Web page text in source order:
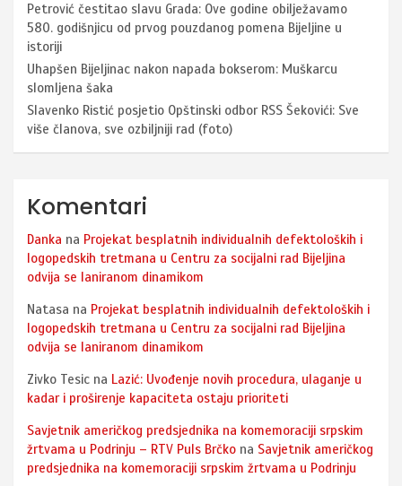
Petrović čestitao slavu Grada: Ove godine obilježavamo
580. godišnjicu od prvog pouzdanog pomena Bijeljine u
istoriji
Uhapšen Bijeljinac nakon napada bokserom: Muškarcu
slomljena šaka
Slavenko Ristić posjetio Opštinski odbor RSS Šekovići: Sve
više članova, sve ozbiljniji rad (foto)
Komentari
Danka na Projekat besplatnih individualnih defektoloških i
logopedskih tretmana u Centru za socijalni rad Bijeljina
odvija se laniranom dinamikom
Natasa na Projekat besplatnih individualnih defektoloških i
logopedskih tretmana u Centru za socijalni rad Bijeljina
odvija se laniranom dinamikom
Zivko Tesic na Lazić: Uvođenje novih procedura, ulaganje u
kadar i proširenje kapaciteta ostaju prioriteti
Savjetnik američkog predsjednika na komemoraciji srpskim
žrtvama u Podrinju – RTV Puls Brčko na Savjetnik američkog
predsjednika na komemoraciji srpskim žrtvama u Podrinju